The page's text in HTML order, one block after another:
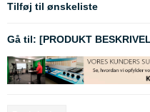
Tilføj til ønskeliste
Gå til: [PRODUKT